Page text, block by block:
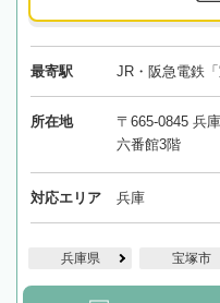
最寄駅 JR・阪急電鉄
所在地
〒665-0845 兵
六番館3階
対応エリア 兵庫
兵庫県 宝塚市